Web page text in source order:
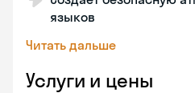
языков
Читать дальше
Услуги и цены